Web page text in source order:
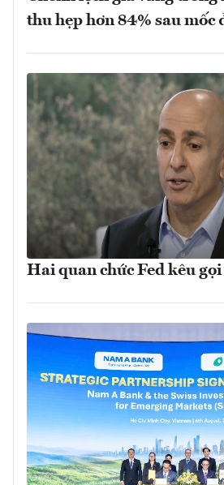
thu hẹp hơn 84% sau mốc
Hai quan chức Fed kêu